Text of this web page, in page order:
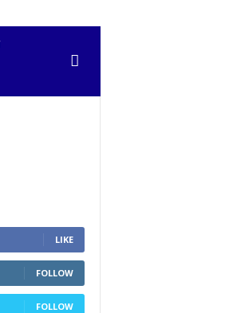
LIKE
FOLLOW
FOLLOW